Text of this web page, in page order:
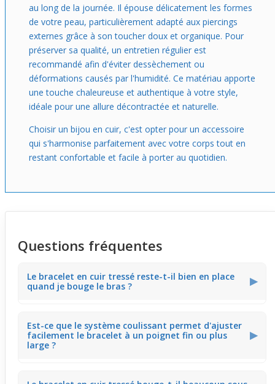
au long de la journée. Il épouse délicatement les formes
de votre peau, particulièrement adapté aux piercings
externes grâce à son toucher doux et organique. Pour
préserver sa qualité, un entretien régulier est
recommandé afin d'éviter dessèchement ou
déformations causés par l'humidité. Ce matériau apporte
une touche chaleureuse et authentique à votre style,
idéale pour une allure décontractée et naturelle.
Choisir un bijou en cuir, c'est opter pour un accessoire
qui s'harmonise parfaitement avec votre corps tout en
restant confortable et facile à porter au quotidien.
Questions fréquentes
Le bracelet en cuir tressé reste-t-il bien en place
quand je bouge le bras ?
▶
limite les glissements. Cela facilite l'utilisation du
téléphone ou l'écriture sans que le bijou ne vienne
perturber les gestes.
Est-ce que le système coulissant permet d'ajuster
facilement le bracelet à un poignet fin ou plus
large ?
▶